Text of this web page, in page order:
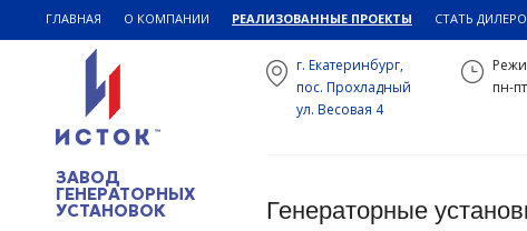
ГЛАВНАЯ О КОМПАНИИ РЕАЛИЗОВАННЫЕ ПРОЕКТЫ СТАТЬ
ЗАВОД
ГЕНЕРАТОРНЫХ
УСТАНОВОК
г. Екатеринбург,
пос. Прохладный
ул. Весовая 4
пн-
Генераторные